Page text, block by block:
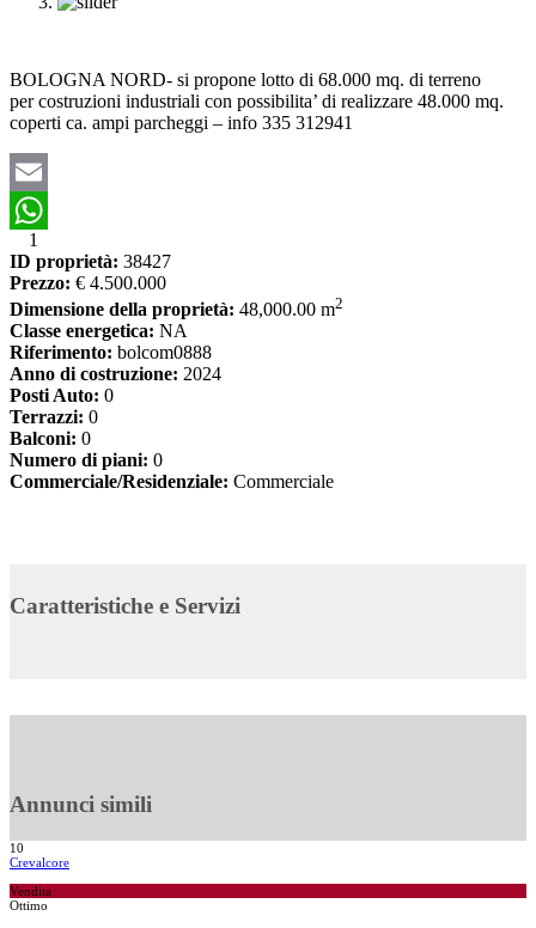
BOLOGNA NORD- si propone lotto di 68.000 mq. di terreno
per costruzioni industriali con possibilita’ di realizzare 48.000 mq.
coperti ca. ampi parcheggi – info 335 312941
Email
WhatsApp
1
ID proprietà: 38427
Prezzo: € 4.500.000
Dimensione della proprietà: 48,000.00 m2
Classe energetica: NA
Riferimento: bolcom0888
Anno di costruzione: 2024
Posti Auto: 0
Terrazzi: 0
Balconi: 0
Numero di piani: 0
Commerciale/Residenziale: Commerciale
Caratteristiche e Servizi
Annunci simili
10
Crevalcore
Vendita
Ottimo